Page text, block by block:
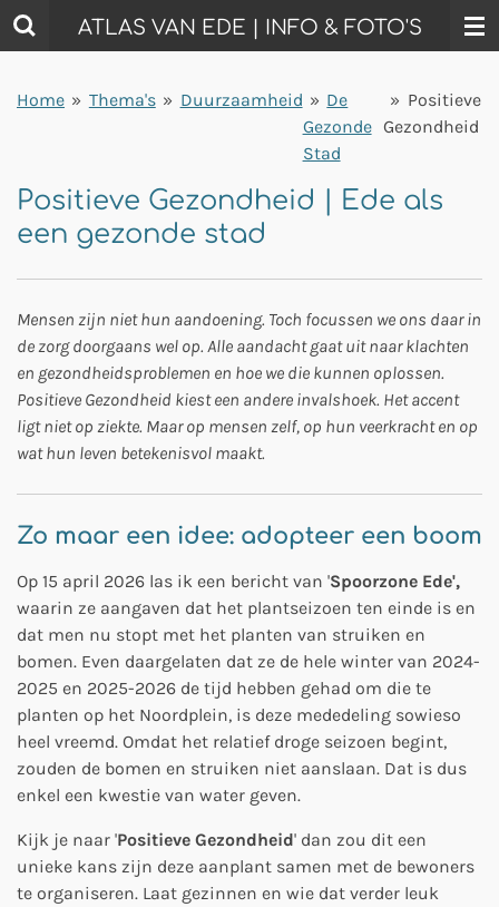
Ga
direct
de
ATLAS VAN EDE | INFO & FOTO'S
Home » Thema's » Duurzaamheid » De
Gezonde
Stad
» Positieve
Gezondheid
Positieve Gezondheid | Ede als
een gezonde stad
Mensen zijn niet hun aandoening. Toch focussen we ons daar in
de zorg doorgaans wel op. Alle aandacht gaat uit naar klachten
en gezondheidsproblemen en hoe we die kunnen oplossen.
Positieve Gezondheid kiest een andere invalshoek. Het accent
ligt niet op ziekte. Maar op mensen zelf, op hun veerkracht en op
wat hun leven betekenisvol maakt.
Zo maar een idee: adopteer een boom
Op 15 april 2026 las ik een bericht van 'Spoorzone Ede',
waarin ze aangaven dat het plantseizoen ten einde is en
dat men nu stopt met het planten van struiken en
bomen. Even daargelaten dat ze de hele winter van 2024-
2025 en 2025-2026 de tijd hebben gehad om die te
planten op het Noordplein, is deze mededeling sowieso
heel vreemd. Omdat het relatief droge seizoen begint,
zouden de bomen en struiken niet aanslaan. Dat is dus
enkel een kwestie van water geven.
Kijk je naar 'Positieve Gezondheid' dan zou dit een
unieke kans zijn deze aanplant samen met de bewoners
te organiseren. Laat gezinnen en wie dat verder leuk